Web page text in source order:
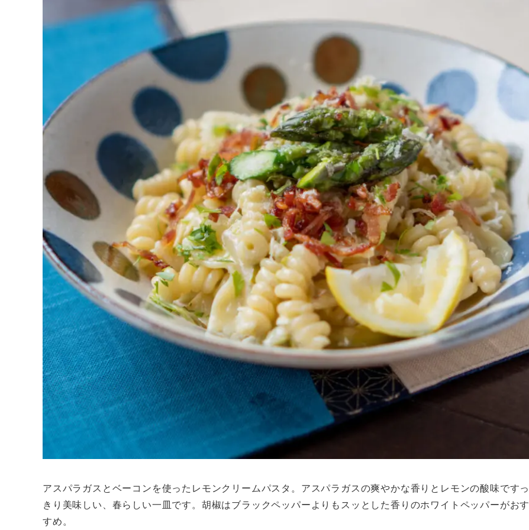
アスパラガスとベーコンを使ったレモンクリームパスタ。アスパラガスの爽やかな香りとレモンの酸味ですっ
きり美味しい、春らしい一皿です。胡椒はブラックペッパーよりもスッとした香りのホワイトペッパーがおす
すめ。